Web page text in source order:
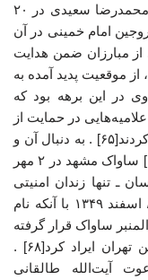
همان ایام و به دنبال شهادت آیت‌الله سید محمدرضا سعیدی در ۲۰
مروجین امام خمینی در آن
مبارزان ضمن هدایت
موقعیت پدید آمده به
در این برهه بود که
در حمایت از
امام خمینی و انتقاد از رژیم و ساواک اقدام کردند[۶۵] . به دنبال آن و
با گسترش دامنه‌ی اعتراضات و مبارزات [۶۶] ساواک مشهد در ۲ مهر
ـ تنها زندان امنیتی
مشهد ـ بازداشت کرد[۶۷] . در محرم ۱۳۹۱/ اسفند ۱۳۴۹ با آنکه نام
ساواک قرار گرفته
بود وی سخنرانیهایی در هیئت انصارالحسین تهران ایراد کرد[۶۸] .
در سال ۱۳۵۰ به دعوت آیت‌الله طالقانی